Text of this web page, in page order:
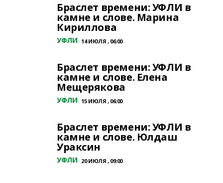
Браслет времени: УФЛИ в
камне и слове. Марина
Кириллова
УФЛИ 14 ИЮЛЯ , 06:00
Браслет времени: УФЛИ в
камне и слове. Елена
Мещерякова
УФЛИ 15 ИЮЛЯ , 06:00
Браслет времени: УФЛИ в
камне и слове. Юлдаш
Ураксин
УФЛИ 20 ИЮЛЯ , 09:00